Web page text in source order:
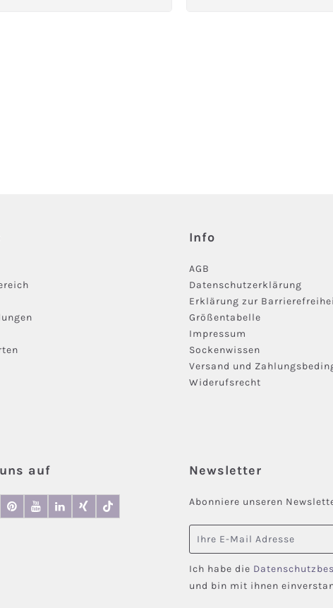
Info
AGB
Datenschutzerklärung
Erklärung zur
Größentabelle
Impressum
Sockenwissen
Versand und
Widerufsrecht
Newsletter
Abonniere unseren
Ich habe die
und bin mit ihnen
auf